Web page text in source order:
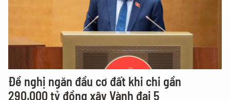
Đề nghị ngăn đầu cơ đất khi chi gần
290.000 tỷ đồng xây Vành đai 5